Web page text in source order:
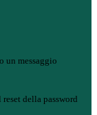
un messaggio
della password